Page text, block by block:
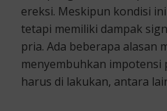
ereksi. Meskipun kondisi
tetapi memiliki dampak
pria. Ada beberapa alasan
menyembuhkan
harus di lakukan, antara